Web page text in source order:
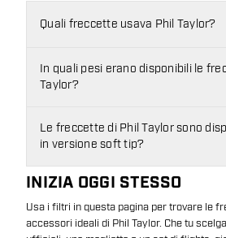
Quali freccette usava Phil Taylor?
In quali pesi erano disponibili le
Taylor?
Le freccette di Phil Taylor sono
in versione soft tip?
INIZIA OGGI STESSO
Usa i filtri in questa pagina per trovare le
accessori ideali di Phil Taylor. Che tu